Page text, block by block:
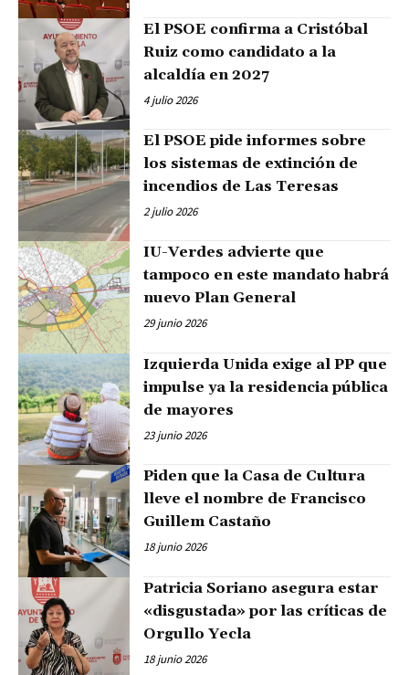
El PSOE confirma a Cristóbal
Ruiz como candidato a la
alcaldía en 2027
4 julio 2026
El PSOE pide informes sobre
los sistemas de extinción de
incendios de Las Teresas
2 julio 2026
IU-Verdes advierte que
tampoco en este mandato habrá
nuevo Plan General
29 junio 2026
Izquierda Unida exige al PP que
impulse ya la residencia pública
de mayores
23 junio 2026
Piden que la Casa de Cultura
lleve el nombre de Francisco
Guillem Castaño
18 junio 2026
Patricia Soriano asegura estar
«disgustada» por las críticas de
Orgullo Yecla
18 junio 2026